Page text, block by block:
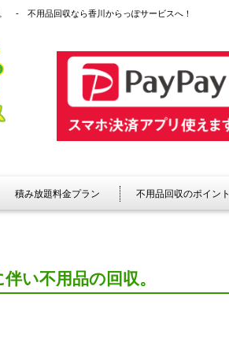
- 不用品回収なら香川からっぽサービスへ！
積み放題料金プラン 不用品回収のポイント
い不用品の回収。